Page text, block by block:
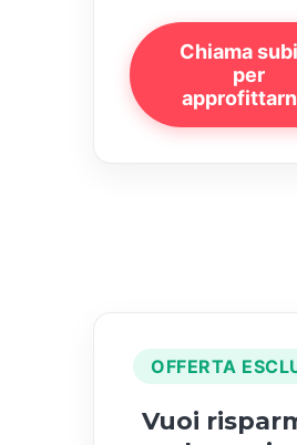
Chiama
per
OFFERTA
Vuoi